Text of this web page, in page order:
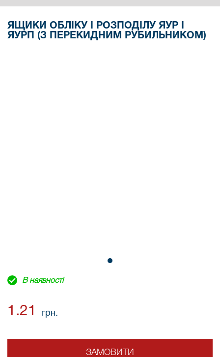
ЯЩИКИ ОБЛІКУ І РОЗПОДІЛУ ЯУР І
ЯУРП (З ПЕРЕКИДНИМ РУБИЛЬНИКОМ)
В наявності
1.21 грн.
ЗАМОВИТИ